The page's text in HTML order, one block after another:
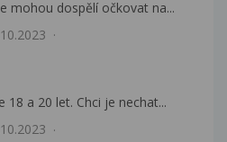
mohou dospělí očkovat na...
a 20 let. Chci je nechat...